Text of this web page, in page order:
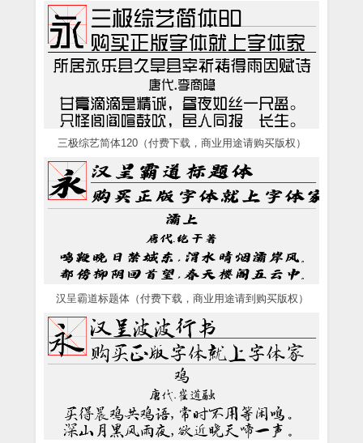
三极综艺简体120（付费下载，商业用途请购买版权）
汉呈霸道标题体（付费下载，商业用途请到购买版权）